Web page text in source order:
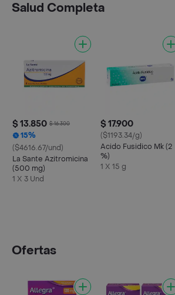
Salud Completa
$ 13.850 $ 16.300
15%
($4616.67/und)
La Sante Azitromicina
(500 mg)
1 X 3 Und
$ 17.900
($1193.34/g)
Acido Fusidico Mk (2
%)
1 X 15 g
Ofertas